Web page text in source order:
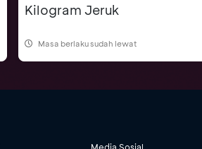
Kilogram Jeruk
Masa berlaku sudah lewat